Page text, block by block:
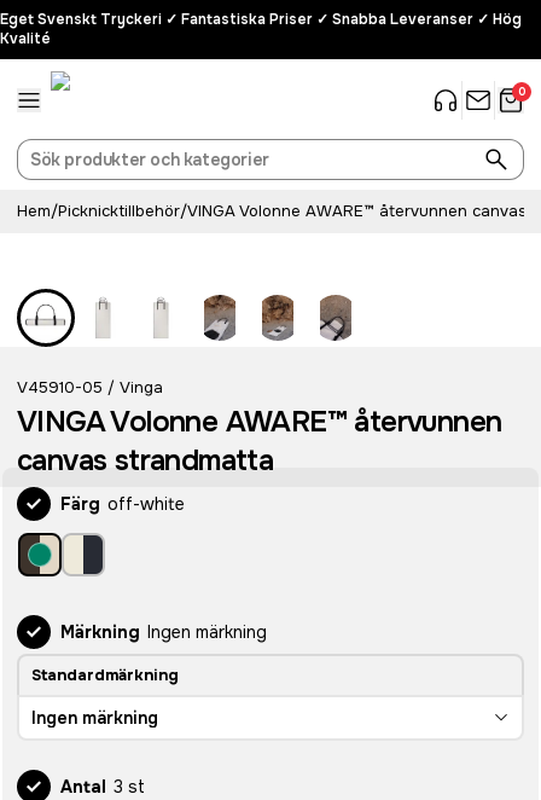
Eget Svenskt Tryckeri ✓ Fantastiska Priser ✓ Snabba Leveranser ✓ Hög
Kvalité
0
Hem/Picknicktillbehör/VINGA Volonne AWARE™ återvunnen canvas
V45910-05 / Vinga
VINGA Volonne AWARE™ återvunnen
canvas strandmatta
Färg off-white
Märkning Ingen märkning
Standardmärkning
Ingen märkning
Antal 3 st